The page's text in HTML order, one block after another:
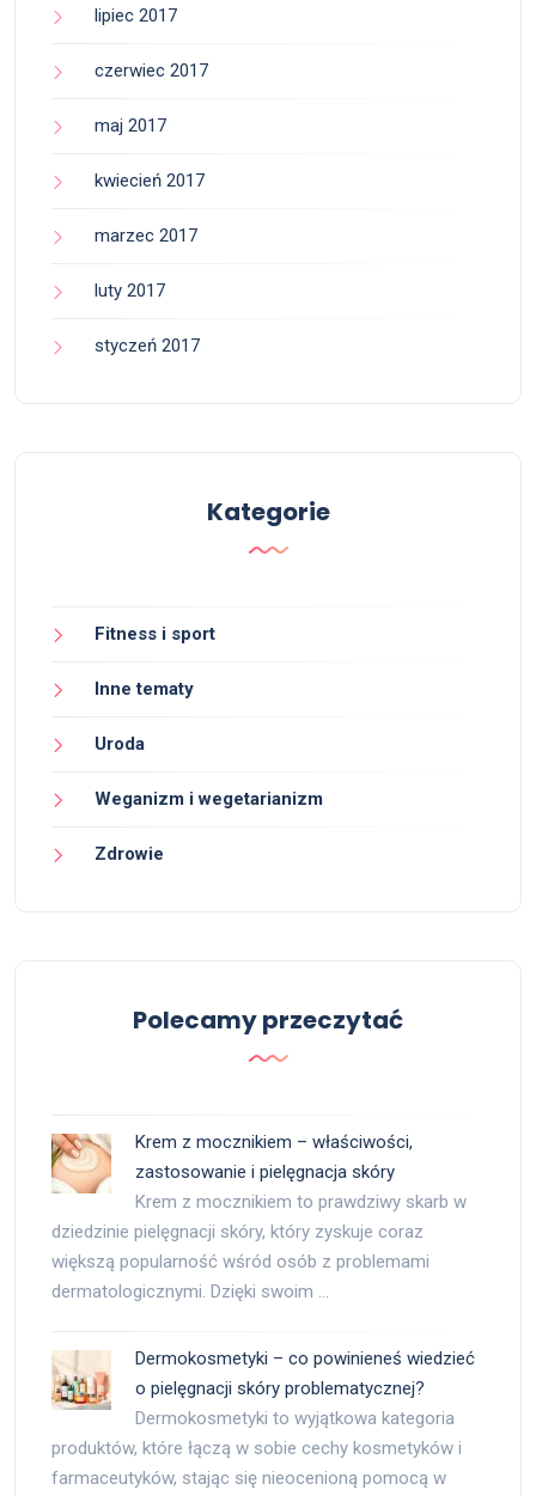
lipiec 2017
czerwiec 2017
maj 2017
kwiecień 2017
marzec 2017
luty 2017
styczeń 2017
Kategorie
Fitness i sport
Inne tematy
Uroda
Weganizm i wegetarianizm
Zdrowie
Polecamy przeczytać
Krem z mocznikiem – właściwości,
zastosowanie i pielęgnacja skóry
Krem z mocznikiem to prawdziwy skarb w
dziedzinie pielęgnacji skóry, który zyskuje coraz
większą popularność wśród osób z problemami
dermatologicznymi. Dzięki swoim …
Dermokosmetyki – co powinieneś wiedzieć
o pielęgnacji skóry problematycznej?
Dermokosmetyki to wyjątkowa kategoria
produktów, które łączą w sobie cechy kosmetyków i
farmaceutyków, stając się nieocenioną pomocą w